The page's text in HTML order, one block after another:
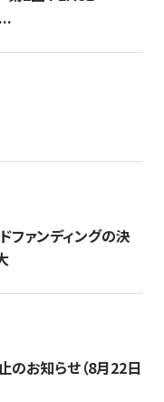
ファンディングの決
のお知らせ（8月22日